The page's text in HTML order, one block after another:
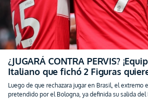
¿JUGARÁ CONTRA PERVIS?
Italiano que fichó 2 Figuras
Sarmiento!
Luego de que rechazara jugar en Brasil, el extremo
pretendido por el Bologna, ya definida su salida